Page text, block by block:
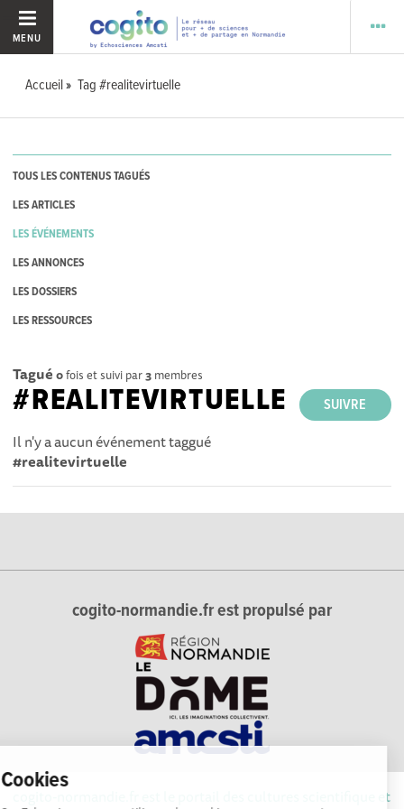
Cookies
MENU
Accueil Tag #realitevirtuelle
TOUS LES CONTENUS TAGUÉS
LES ARTICLES
LES ÉVÉNEMENTS
LES ANNONCES
LES DOSSIERS
LES RESSOURCES
Tagué 0fois et suivi par3 membres
SUIVRE
#REALITEVIRTUELLE
Il n'y a aucun événement taggué
#realitevirtuelle
cogito-normandie.fr est propulsé par
cogito-normandie.fr est le portail des cultures scientifique et